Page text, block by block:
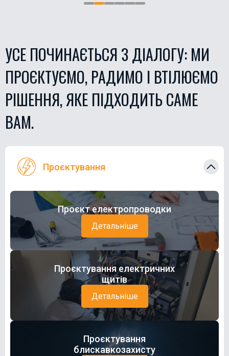
УСЕ ПОЧИНАЄТЬСЯ З ДІАЛОГУ: МИ
ПРОЄКТУЄМО, РАДИМО І ВТІЛЮЄМО
РІШЕННЯ, ЯКЕ ПІДХОДИТЬ САМЕ
ВАМ.
Проєктування
Проєкт електропроводки
Детальніше
Проєктування електричних
щитів
Детальніше
Проєктування
блискавкозахисту